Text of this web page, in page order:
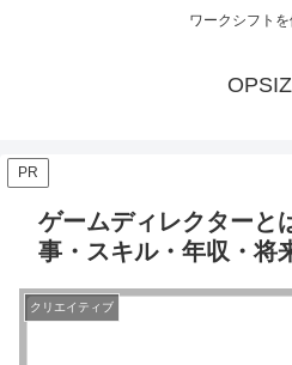
ワークシフト
PR
ゲームディレクターと
事・スキル・年収・将
クリエイティブ